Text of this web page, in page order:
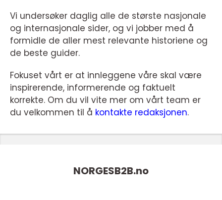
Vi undersøker daglig alle de største nasjonale
og internasjonale sider, og vi jobber med å
formidle de aller mest relevante historiene og
de beste guider.
Fokuset vårt er at innleggene våre skal være
inspirerende, informerende og faktuelt
korrekte. Om du vil vite mer om vårt team er
du velkommen til å kontakte redaksjonen.
NORGESB2B.no